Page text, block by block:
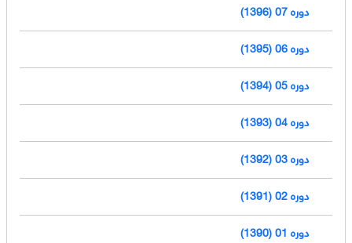
دوره 07 (1396)
دوره 06 (1395)
دوره 05 (1394)
دوره 04 (1393)
دوره 03 (1392)
دوره 02 (1391)
دوره 01 (1390)